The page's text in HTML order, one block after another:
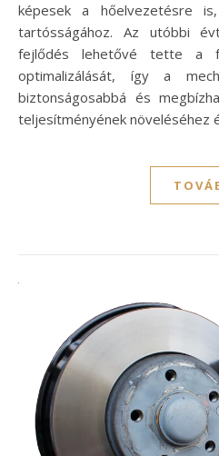
képesek a hőelvezetésre
tartósságához. Az utóbbi
fejlődés lehetővé tette a
optimalizálását, így a
biztonságosabbá és
teljesítményének növeléséhez